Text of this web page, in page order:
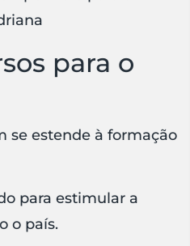
para o
se estende à formação
para estimular a
o país.